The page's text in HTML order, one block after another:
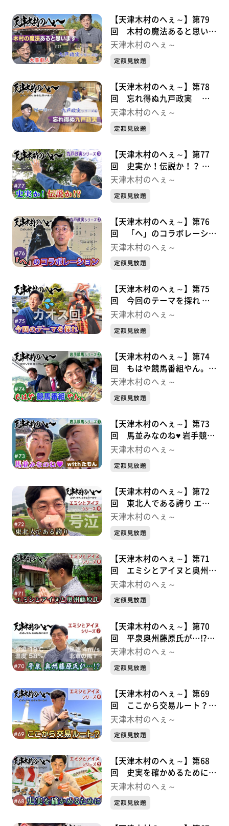
【天津木村のへぇ～】第79
回 木村の魔法あると思いま
す 九戸政実シリーズ➄
天津木村のへぇ～
定額見放題
【天津木村のへぇ～】第78
回 忘れ得ぬ九戸政実 九
戸政実シリーズ➃
天津木村のへぇ～
定額見放題
【天津木村のへぇ～】第77
回 史実か！伝説か！？ 九
戸政実シリーズ➂
天津木村のへぇ～
定額見放題
【天津木村のへぇ～】第76
回 「へ」のコラボレーショ
ン 九戸政実シリーズ②
天津木村のへぇ～
定額見放題
【天津木村のへぇ～】第75
回 今回のテーマを探れ 九
戸政実シリーズ➀
天津木村のへぇ～
定額見放題
【天津木村のへぇ～】第74
回 もはや競馬番組やん。
岩手競馬シリーズ②
天津木村のへぇ～
定額見放題
【天津木村のへぇ～】第73
回 馬並みなのね♥ 岩手競馬
シリーズ➀
天津木村のへぇ～
定額見放題
【天津木村のへぇ～】第72
回 東北人である誇り エミ
シとアイヌシリーズ⑨
天津木村のへぇ～
定額見放題
【天津木村のへぇ～】第71
回 エミシとアイヌと奥州藤
原氏 エミシとアイヌシリー
天津木村のへぇ～
定額見放題
【天津木村のへぇ～】第70
回 平泉奥州藤原氏が…!?エ
ミシとアイヌシリーズ➆
天津木村のへぇ～
定額見放題
【天津木村のへぇ～】第69
回 ここから交易ルート？
エミシとアイヌシリーズ⑥
天津木村のへぇ～
定額見放題
【天津木村のへぇ～】第68
回 史実を確かめるために
エミシとアイヌシリーズ⑤
天津木村のへぇ～
定額見放題